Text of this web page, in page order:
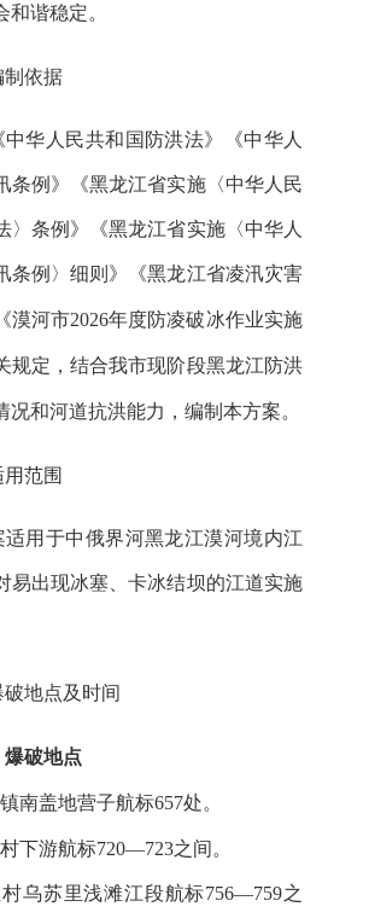
和谐稳定。
制依据
中华人民共和国防洪法》《中华人
条例》《黑龙江省实施〈中华人民
〉条例》《黑龙江省实施〈中华人
条例〉细则》《黑龙江省凌汛灾害
《漠河市2026年度防凌破冰作业实施
规定，结合我市现阶段黑龙江防洪
况和河道抗洪能力，编制本方案。
范围
适用于中俄界河黑龙江漠河境内江
易出现冰塞、卡冰结坝的江道实施
破地点及时间
爆破地点
南盖地营子航标657处。
下游航标720—723之间。
乌苏里浅滩江段航标756—759之